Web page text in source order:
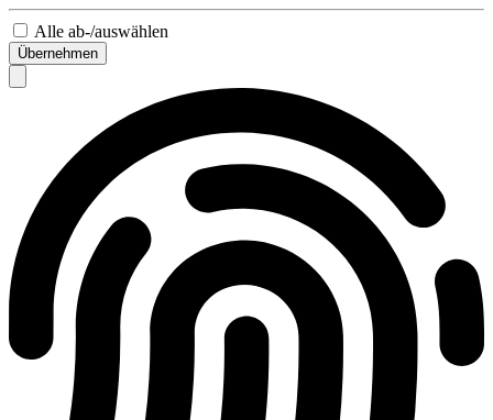
Alle ab-/auswählen
Übernehmen